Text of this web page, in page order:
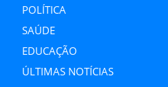
POLÍTICA
SAÚDE
EDUCAÇÃO
ÚLTIMAS NOTÍCIAS